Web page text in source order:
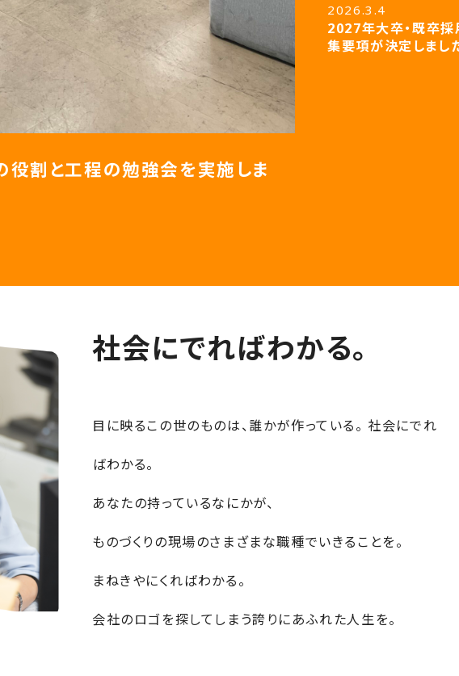
割と工程の勉強会を実施しま
2026.3.4
2027年大卒・既卒
集要項が決定しまし
社会にでればわかる。
目に映るこの世のものは、誰かが作っている。 社会にでれ
ばわかる。
あなたの持っているなにかが、
ものづくりの現場のさまざまな職種でいきることを。
まねきやにくればわかる。
会社のロゴを探してしまう誇りにあふれた人生を。